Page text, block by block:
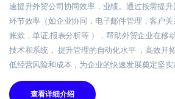
速提升外贸公司协同效率，业绩。通过按需提
环节效率（如企业协同，电子邮件管理，客户
账款，单证,报表分析等 ），帮助外贸企业在移
技术和系统， 提升管理的自动化水平 ，高效开
低经营风险和成本，为企业的快速发展奠定坚
查看详细介绍